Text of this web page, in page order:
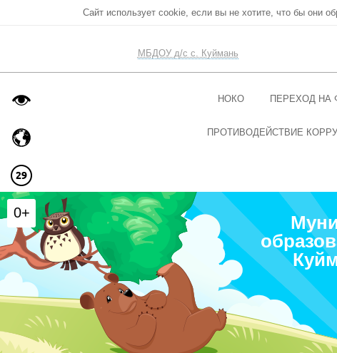
Сайт использует cookie, если вы не хотите, что бы они
МБДОУ д/с с. Куймань
НОКО ПЕРЕХОД НА
ПРОТИВОДЕЙСТВИЕ
0+